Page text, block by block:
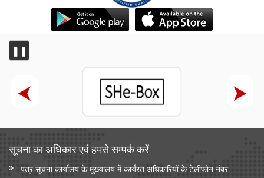
❚❚
सूचना का अधिकार एवं हमसे सम्‍पर्क करें
पत्र सूचना कार्यालय के मुख्यालय में कार्यरत अधिकारियों के टेलीफोन नंबर